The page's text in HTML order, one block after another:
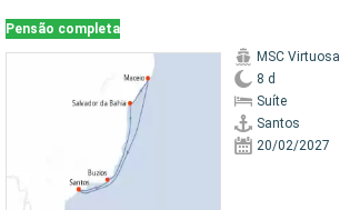
Pensão completa
MSC Virtuosa
8 d
Suíte
Santos
20/02/2027